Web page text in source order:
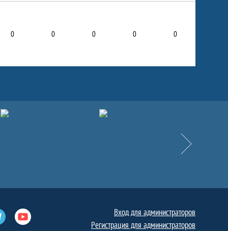
0 0 0 0 0
Вперёд
Ютуб
Вход для администраторов
Регистрация для администраторов